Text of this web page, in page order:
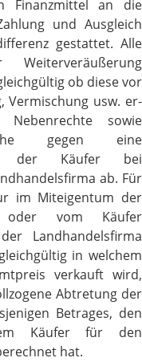
Finanzmittel an die
und Ausgleich
gestattet. Alle
ob diese vor
Vermischung usw. er-
sowie
gegen eine
der Käufer bei
ab. Für
im Miteigentum der
oder vom Käufer
Landhandelsfirma
in welchem
verkauft wird,
Abtretung der
Betrages, den
Käufer für den
hat.